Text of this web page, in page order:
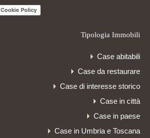
Cookie Policy
Tipologia Immobili
Case abitabili
Case da restaurare
Case di interesse storico
Case in città
Case in paese
Case in Umbria e Toscana